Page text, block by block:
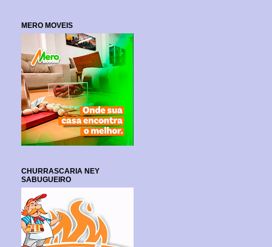
MERO MOVEIS
CHURRASCARIA NEY
SABUGUEIRO